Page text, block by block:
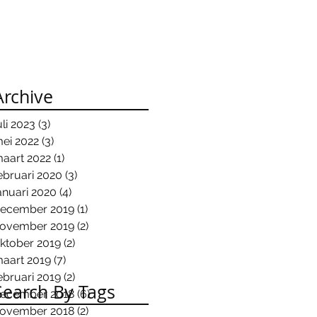
By Tags
2023 (3)
2022 (3)
2022 (1)
2020 (3)
2020 (4)
2019 (1)
2019 (2)
2019 (2)
2019 (7)
2019 (2)
2018 (6)6 posts
2018 (2)